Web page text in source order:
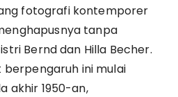
fotografi kontemporer
tanpa
Bernd dan Hilla Becher.
berpengaruh ini mulai
akhir 1950-an,